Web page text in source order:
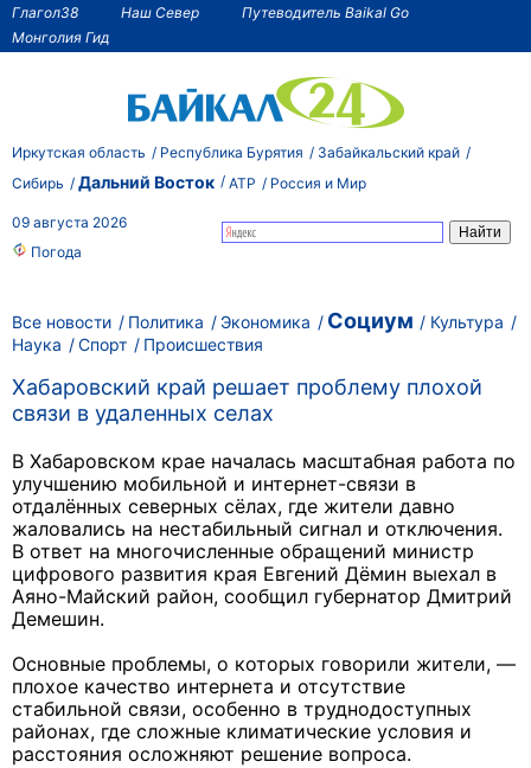
Глагол38 Наш Север
Путеводитель Baikal Go
Монголия Гид
Иркутская область Республика Бурятия
Забайкальский край
Сибирь
Дальний Восток АТР Россия и Мир
09 августа 2026
Погода
Все новости Политика Экономика Социум
Культура
Наука
Спорт Происшествия
Хабаровский край решает проблему плохой
связи в удаленных селах
В Хабаровском крае началась масштабная работа по
улучшению мобильной и интернет-связи в
отдалённых северных сёлах, где жители давно
жаловались на нестабильный сигнал и отключения.
В ответ на многочисленные обращений министр
цифрового развития края Евгений Дёмин выехал в
Аяно-Майский район, сообщил губернатор Дмитрий
Демешин.
Основные проблемы, о которых говорили жители, —
плохое качество интернета и отсутствие
стабильной связи, особенно в труднодоступных
районах, где сложные климатические условия и
расстояния осложняют решение вопроса.